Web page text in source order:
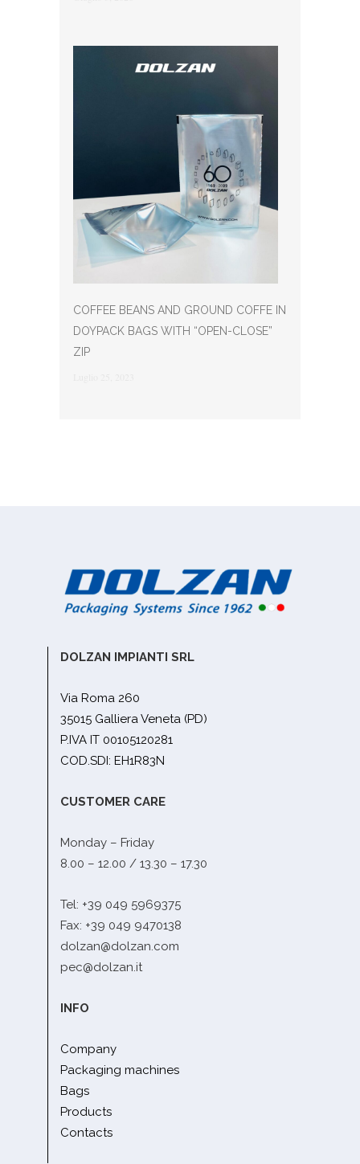
COFFEE BEANS AND GROUND COFFE IN
DOYPACK BAGS WITH “OPEN-CLOSE”
ZIP
DOLZAN IMPIANTI SRL
Via Roma 260
35015 Galliera Veneta (PD)
P.IVA IT 00105120281
COD.SDI: EH1R83N
CUSTOMER CARE
Monday – Friday
8.00 – 12.00 / 13.30 – 17.30
Tel: +39 049 5969375
Fax: +39 049 9470138
dolzan@dolzan.com
pec@dolzan.it
INFO
Company
Packaging machines
Bags
Products
Contacts